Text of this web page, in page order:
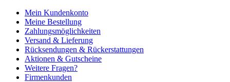
Mein Kundenkonto
Meine Bestellung
Zahlungsmöglichkeiten
Versand & Lieferung
Rücksendungen & Rückerstattungen
Aktionen & Gutscheine
Weitere Fragen?
Firmenkunden